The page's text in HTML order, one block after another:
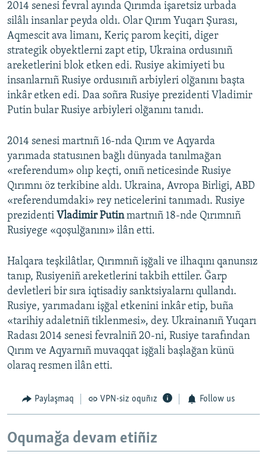
2014 senesi fevral ayında Qırımda işaretsiz urbada
silâlı insanlar peyda oldı. Olar Qırım Yuqarı Şurası,
Aqmescit ava limanı, Keriç parom keçiti, diger
strategik obyektlerni zapt etip, Ukraina ordusınıñ
areketlerini blok etken edi. Rusiye akimiyeti bu
insanlarnıñ Rusiye ordusınıñ arbiyleri olğanını başta
inkâr etken edi. Daa soñra Rusiye prezidenti Vladimir
Putin bular Rusiye arbiyleri olğanını tanıdı.
2014 senesi martnıñ 16-nda Qırım ve Aqyarda
yarımada statusınen bağlı dünyada tanılmağan
«referendum» olıp keçti, onıñ neticesinde Rusiye
Qırımnı öz terkibine aldı. Ukraina, Avropa Birligi, ABD
«referendumdaki» rey neticelerini tanımadı. Rusiye
prezidenti Vladimir Putinmartnıñ 18-nde Qırımnıñ
Rusiyege «qoşulğanını» ilân etti.
Halqara teşkilâtlar, Qırımnıñ işğali ve ilhaqını qanunsız
tanıp, Rusiyeniñ areketlerini takbih ettiler. Ğarp
devletleri bir sıra iqtisadiy sanktsiyalarnı qullandı.
Rusiye, yarımadanı işğal etkenini inkâr etip, buña
«tarihiy adaletniñ tiklenmesi», dey. Ukrainanıñ Yuqarı
Radası 2014 senesi fevralniñ 20-ni, Rusiye tarafından
Qırım ve Aqyarnıñ muvaqqat işğali başlağan künü
olaraq resmen ilân etti.
Paylaşmaq VPN-siz oquñız Follow us
Oqumağa devam etiñiz